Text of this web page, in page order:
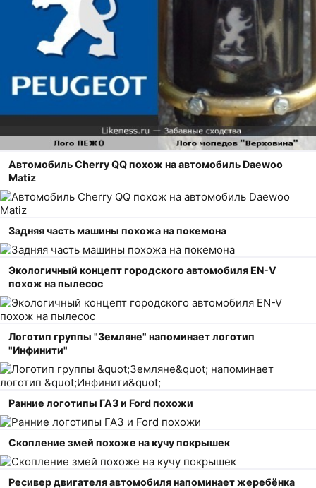
Автомобиль Сherry QQ похож на автомобиль Daewoo
Matiz
Задняя часть машины похожа на покемона
Экологичный концепт городского автомобиля EN-V
похож на пылесос
Логотип группы "Земляне" напоминает логотип
"Инфинити"
Ранние логотипы ГАЗ и Ford похожи
Скопление змей похоже на кучу покрышек
Ресивер двигателя автомобиля напоминает жеребёнка